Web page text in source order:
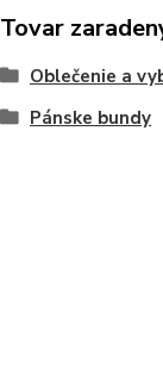
Tovar
Oblečenie a
Pánske bundy